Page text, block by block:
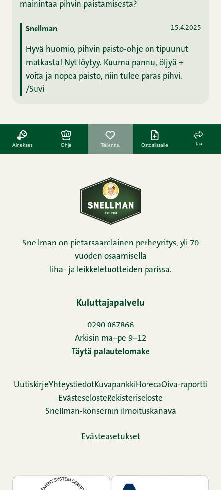
mainintaa pihvin paistamisesta?
Snellman 15.4.2025
Hyvä huomio, pihvin paisto-ohje on tipuunut
matkasta! Nyt löytyy. Kuuma pannu, öljyä +
voita ja nopea paisto, niin tulee paras pihvi.
/Suvi
Ainekset Ohje Tallenna Ostoslistalle Jaa
Snellman on pietarsaarelainen perheyritys, yli 70
vuoden osaamisella
liha- ja leikkeletuotteiden parissa.
Kuluttajapalvelu
0290 067866
Arkisin ma–pe 9–12
Täytä palautelomake
UutiskirjeYhteystiedotKuvapankki HorecaOiva-raportti
Evästeseloste Rekisteriseloste
Snellman-konsernin ilmoituskanava
Evästeasetukset